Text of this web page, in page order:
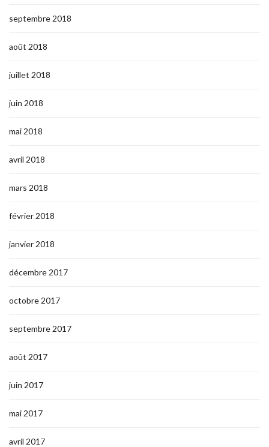
septembre 2018
août 2018
juillet 2018
juin 2018
mai 2018
avril 2018
mars 2018
février 2018
janvier 2018
décembre 2017
octobre 2017
septembre 2017
août 2017
juin 2017
mai 2017
avril 2017